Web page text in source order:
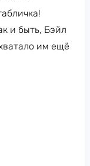
и быть, Бэйл
им ещё